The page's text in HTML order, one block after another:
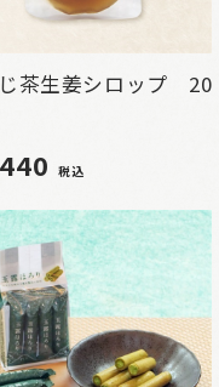
茶生姜シロップ 20
税込